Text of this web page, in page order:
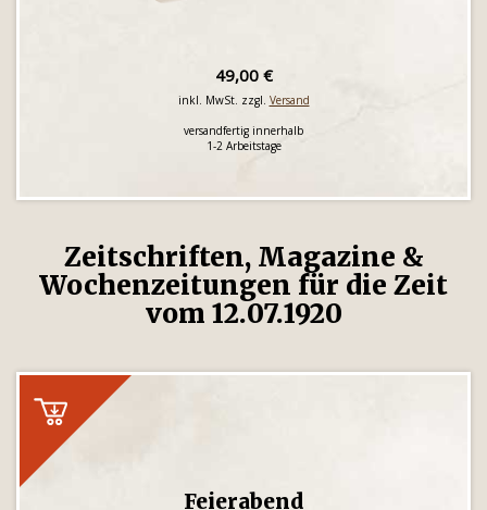
49,00 €
inkl. MwSt. zzgl. Versand
versandfertig innerhalb
1-2 Arbeitstage
Zeitschriften, Magazine &
Wochenzeitungen für die Zeit
vom 12.07.1920
Feierabend